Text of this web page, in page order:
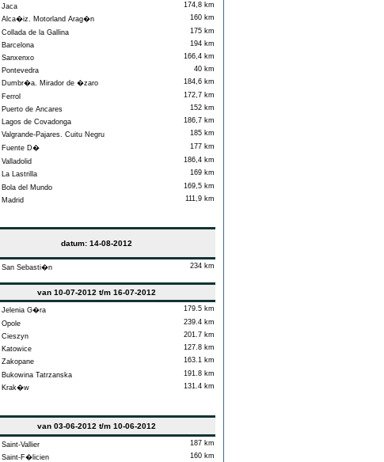
Jaca
174,8 km
Alca�iz. Motorland Arag�n
160 km
Collada de la Gallina
175 km
Barcelona
194 km
Sanxenxo
166,4 km
Pontevedra
40 km
Dumbr�a. Mirador de �zaro
184,6 km
Ferrol
172,7 km
Puerto de Ancares
152 km
Lagos de Covadonga
186,7 km
Valgrande-Pajares. Cuitu Negru
185 km
Fuente D�
177 km
Valladolid
186,4 km
La Lastrilla
169 km
Bola del Mundo
169,5 km
Madrid
111,9 km
datum: 14-08-2012
San Sebasti�n 234 km
van 10-07-2012 t/m 16-07-2012
Jelenia G�ra
179.5 km
Opole
239.4 km
Cieszyn
201.7 km
Katowice
127.8 km
Zakopane
163.1 km
Bukowina Tatrzanska
191.8 km
Krak�w
131.4 km
van 03-06-2012 t/m 10-06-2012
Saint-Vallier
187 km
Saint-F�licien
160 km